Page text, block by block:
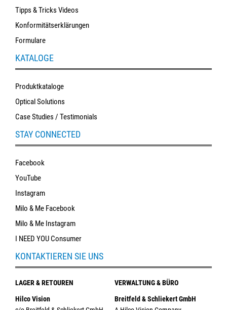
Tipps & Tricks Videos
Konformitätserklärungen
Formulare
KATALOGE
Produktkataloge
Optical Solutions
Case Studies / Testimonials
STAY CONNECTED
Facebook
YouTube
Instagram
Milo & Me Facebook
Milo & Me Instagram
I NEED YOU Consumer
KONTAKTIEREN SIE UNS
LAGER & RETOUREN
Hilco Vision
VERWALTUNG & BÜRO
Breitfeld & Schliekert GmbH